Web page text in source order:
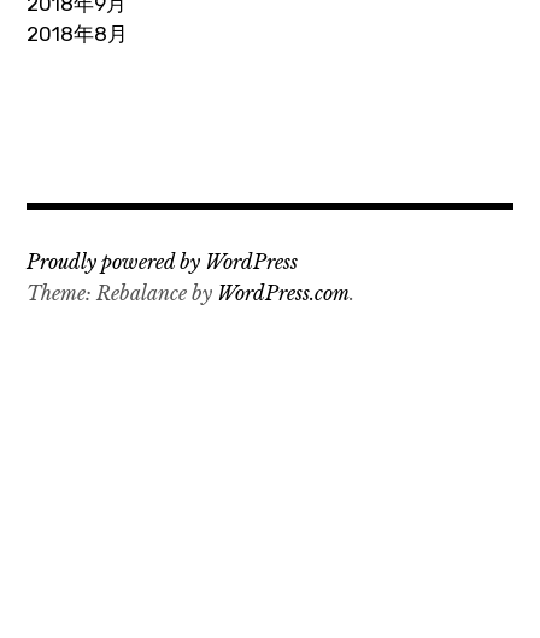
2018年8月
Proudly powered by WordPress
Theme: Rebalance by WordPress.com.